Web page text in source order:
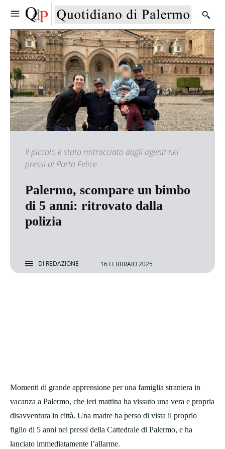
Il piccolo è stato rintracciato dagli agenti nei
pressi di Porta Felice
Palermo, scompare un bimbo
di 5 anni: ritrovato dalla
polizia
DI REDAZIONE 16 FEBBRAIO 2025
Momenti di grande apprensione per una famiglia straniera in
vacanza a Palermo, che ieri mattina ha vissuto una vera e propria
disavventura in città. Una madre ha perso di vista il proprio
figlio di 5 anni nei pressi della Cattedrale di Palermo, e ha
lanciato immediatamente l’allarme.